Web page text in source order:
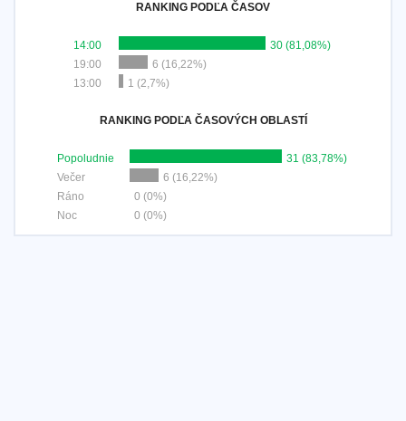
RANKING PODĽA ČASOV
14:00
30 (81,08%)
19:00
6 (16,22%)
13:00
1 (2,7%)
RANKING PODĽA ČASOVÝCH OBLASTÍ
Popoludnie
31 (83,78%)
Večer
6 (16,22%)
Ráno
0 (0%)
Noc
0 (0%)